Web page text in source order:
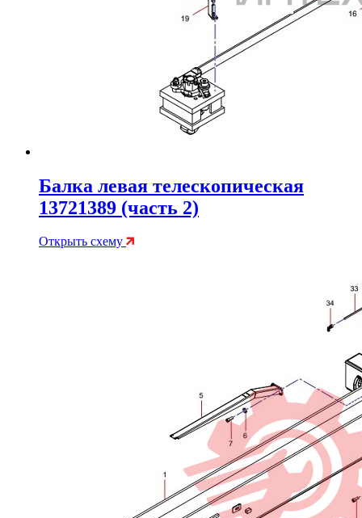
Балка левая телескопическая
13721389 (часть 2)
Открыть схему